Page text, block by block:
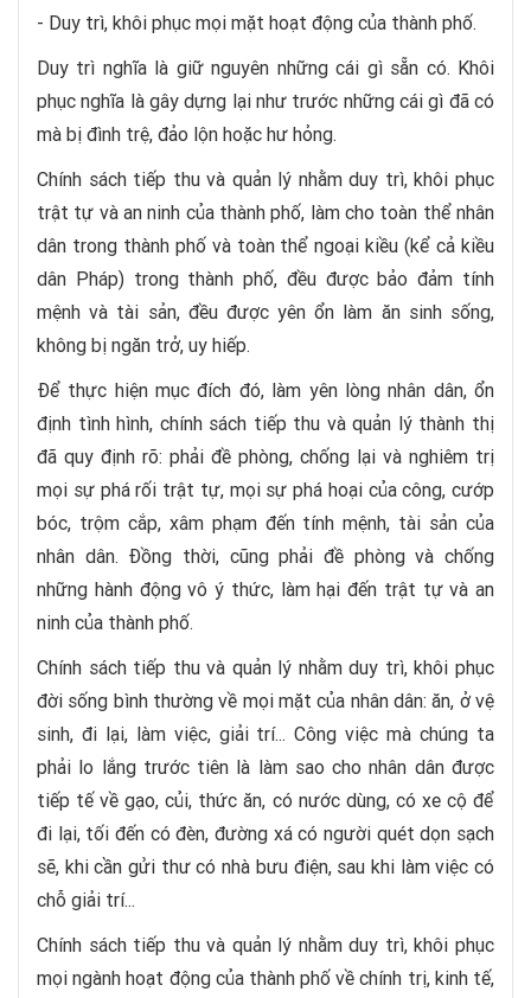
- Duy trì, khôi phục mọi mặt hoạt động của thành phố.
Duy trì nghĩa là giữ nguyên những cái gì sẵn có. Khôi
phục nghĩa là gây dựng lại như trước những cái gì đã có
mà bị đình trệ, đảo lộn hoặc hư hỏng.
Chính sách tiếp thu và quản lý nhằm duy trì, khôi phục
trật tự và an ninh của thành phố, làm cho toàn thể nhân
dân trong thành phố và toàn thể ngoại kiều (kể cả kiều
dân Pháp) trong thành phố, đều được bảo đảm tính
mệnh và tài sản, đều được yên ổn làm ăn sinh sống,
không bị ngăn trở, uy hiếp.
Để thực hiện mục đích đó, làm yên lòng nhân dân, ổn
định tình hình, chính sách tiếp thu và quản lý thành thị
đã quy định rõ: phải đề phòng, chống lại và nghiêm trị
mọi sự phá rối trật tự, mọi sự phá hoại của công, cướp
bóc, trộm cắp, xâm phạm đến tính mệnh, tài sản của
nhân dân. Đồng thời, cũng phải đề phòng và chống
những hành động vô ý thức, làm hại đến trật tự và an
ninh của thành phố.
Chính sách tiếp thu và quản lý nhằm duy trì, khôi phục
đời sống bình thường về mọi mặt của nhân dân: ăn, ở vệ
sinh, đi lại, làm việc, giải trí... Công việc mà chúng ta
phải lo lắng trước tiên là làm sao cho nhân dân được
tiếp tế về gạo, củi, thức ăn, có nước dùng, có xe cộ để
đi lại, tối đến có đèn, đường xá có người quét dọn sạch
sẽ, khi cần gửi thư có nhà bưu điện, sau khi làm việc có
chỗ giải trí...
Chính sách tiếp thu và quản lý nhằm duy trì, khôi phục
mọi ngành hoạt động của thành phố về chính trị, kinh tế,